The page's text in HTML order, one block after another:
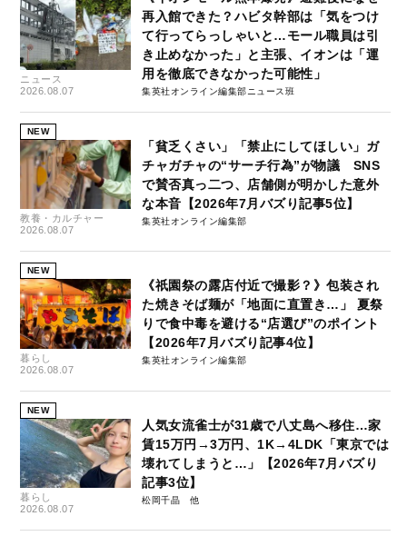
ニュース
2026.08.07
再入館できた？ハビタ幹部は「気をつけ
て行ってらっしゃいと…モール職員は引
き止めなかった」と主張、イオンは「運
用を徹底できなかった可能性」
集英社オンライン編集部ニュース班
NEW
教養・カルチャー
2026.08.07
「貧乏くさい」「禁止にしてほしい」ガ
チャガチャの“サーチ行為”が物議 SNS
で賛否真っ二つ、店舗側が明かした意外
な本音【2026年7月バズり記事5位】
集英社オンライン編集部
NEW
暮らし
2026.08.07
《祇園祭の露店付近で撮影？》包装され
た焼きそば麺が「地面に直置き…」 夏祭
りで食中毒を避ける“店選び”のポイント
【2026年7月バズり記事4位】
集英社オンライン編集部
NEW
暮らし
2026.08.07
人気女流雀士が31歳で八丈島へ移住…家
賃15万円→3万円、1K→4LDK「東京では
壊れてしまうと…」【2026年7月バズり
記事3位】
松岡千晶